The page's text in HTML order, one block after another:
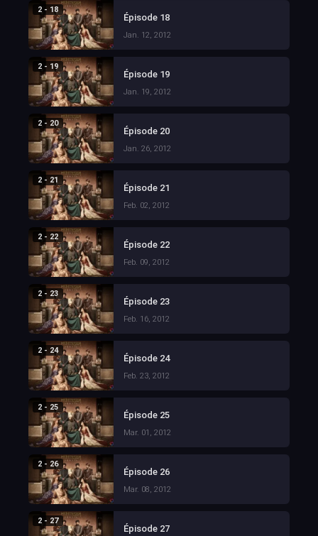
2 - 18
Épisode 18
Jan. 12, 2012
2 - 19
Épisode 19
Jan. 19, 2012
2 - 20
Épisode 20
Jan. 26, 2012
2 - 21
Épisode 21
Feb. 02, 2012
2 - 22
Épisode 22
Feb. 09, 2012
2 - 23
Épisode 23
Feb. 16, 2012
2 - 24
Épisode 24
Feb. 23, 2012
2 - 25
Épisode 25
Mar. 01, 2012
2 - 26
Épisode 26
Mar. 08, 2012
2 - 27
Épisode 27